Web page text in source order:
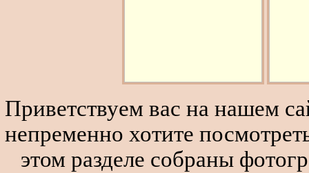
Приветствуем вас на нашем
непременно хотите
этом разделе собраны